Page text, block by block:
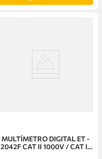
MULTÍMETRO DIGITAL ET -
2042F CAT II 1000V / CAT III